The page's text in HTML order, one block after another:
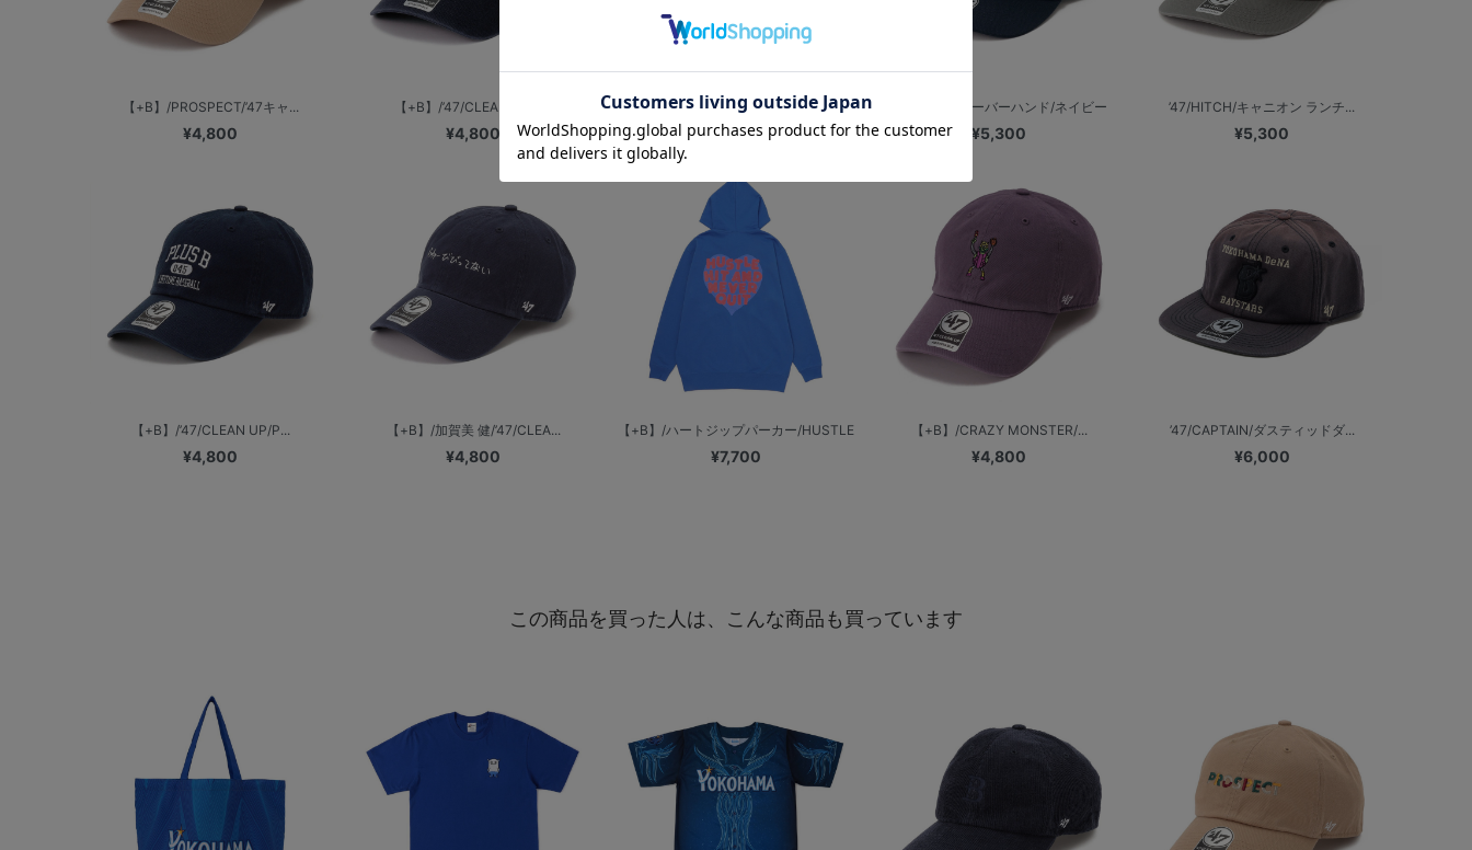
【+B】/PROSPECT/’47キャ...
¥4,800
【+B】/’47/CLEAN UP/P...
¥4,800
【+B】/キティ/ボアキャップ/ブラック
¥6,600
’47/HITCH/オーバーハンド/ネイビー
¥5,300
’47/HITCH/キャニオン ランチ...
¥5,300
【+B】/’47/CLEAN UP/P...
¥4,800
【+B】/加賀美 健/’47/CLEA...
¥4,800
【+B】/ハートジップパーカー/HUSTLE
¥7,700
【+B】/CRAZY MONSTER/...
¥4,800
’47/CAPTAIN/ダスティッドダ...
¥6,000
この商品を買った人は、こんな商品も買っています